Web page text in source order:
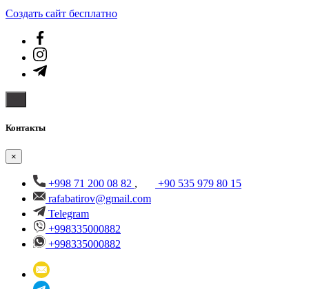
Создать cайт бесплатно
Контакты
×
+998 71 200 08 82 ,
+90 535 979 80 15
rafabatirov@gmail.com
Telegram
+998335000882
+998335000882